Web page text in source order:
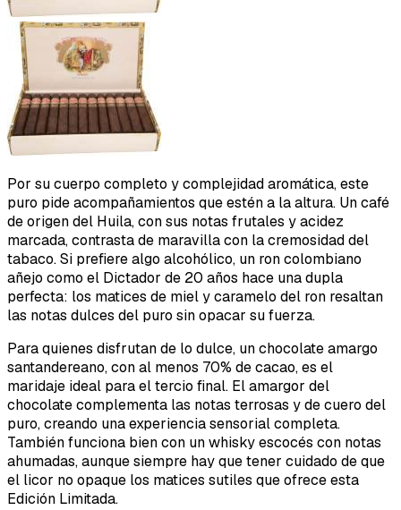
Por su cuerpo completo y complejidad aromática, este
puro pide acompañamientos que estén a la altura. Un café
de origen del Huila, con sus notas frutales y acidez
marcada, contrasta de maravilla con la cremosidad del
tabaco. Si prefiere algo alcohólico, un ron colombiano
añejo como el Dictador de 20 años hace una dupla
perfecta: los matices de miel y caramelo del ron resaltan
las notas dulces del puro sin opacar su fuerza.
Para quienes disfrutan de lo dulce, un chocolate amargo
santandereano, con al menos 70% de cacao, es el
maridaje ideal para el tercio final. El amargor del
chocolate complementa las notas terrosas y de cuero del
puro, creando una experiencia sensorial completa.
También funciona bien con un whisky escocés con notas
ahumadas, aunque siempre hay que tener cuidado de que
el licor no opaque los matices sutiles que ofrece esta
Edición Limitada.